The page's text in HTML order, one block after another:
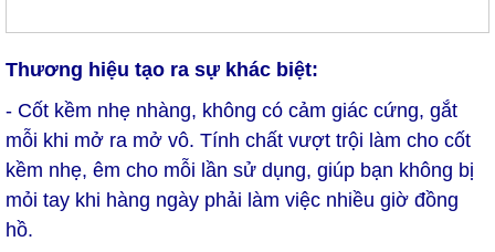
Thương hiệu tạo ra sự khác biệt:
- Cốt kềm nhẹ nhàng, không có cảm giác cứng, gắt
mỗi khi mở ra mở vô. Tính chất vượt trội làm cho cốt
kềm nhẹ, êm cho mỗi lần sử dụng, giúp bạn không bị
mỏi tay khi hàng ngày phải làm việc nhiều giờ đồng
hồ.